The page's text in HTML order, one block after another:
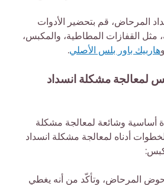
المرحاض، قم بتحضير الأدوات
مثل القفازات المطاطية، والمكبس،
هاربيك باور بلس الأصلي.
لمعالجة مشكلة انسداد
أساسية وشائعة لمعالجة مشكلة
أدناه لمعالجة مشكلة انسداد
المرحاض، وتأكّد من أنه يغطي